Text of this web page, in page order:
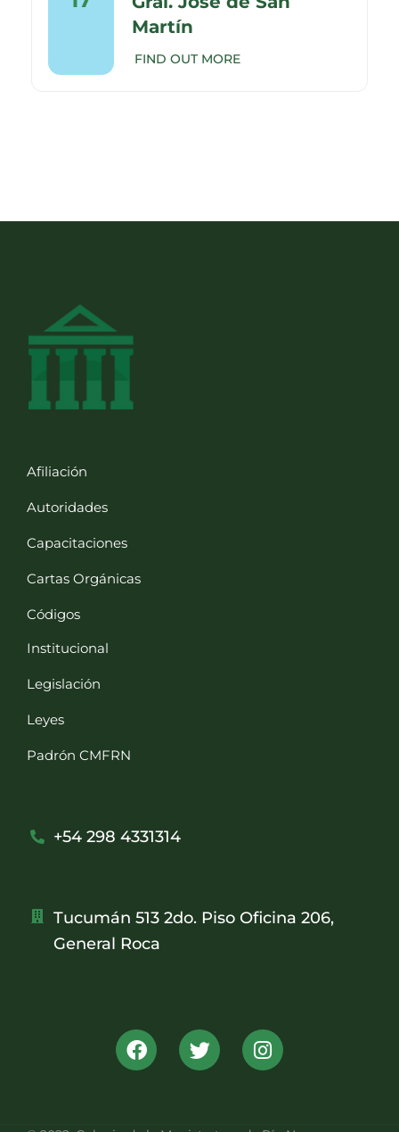
Martín
FIND OUT MORE
Afiliación
Autoridades
Capacitaciones
Cartas Orgánicas
Códigos
Institucional
Legislación
Leyes
Padrón CMFRN
+54 298 4331314
Tucumán 513 2do. Piso Oficina 206,
General Roca